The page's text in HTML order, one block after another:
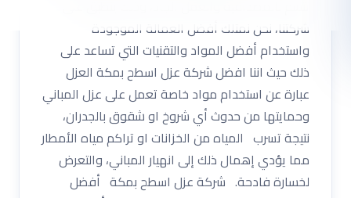
شركتنا، نحن نمتلك أفضل العمالة الموجودة
واستخدام أفضل المواد والتقنيات التي تساعد على
ذلك حيث اننا افضل شركة عزل اسطح بمكة العزل
عبارة عن استخدام مواد خاصة تعمل على عزل المباني
وحمايتها من حدوث أي شروخ او شقوق بالجدران،
نتيجة تسرب المياه من الخزانات او تراكم مياه الأمطار
مما يؤدي إهمال ذلك إلى انهيار المباني، والتعرض
لخسارة فادحة. شركة عزل اسطح بمكة أفضل